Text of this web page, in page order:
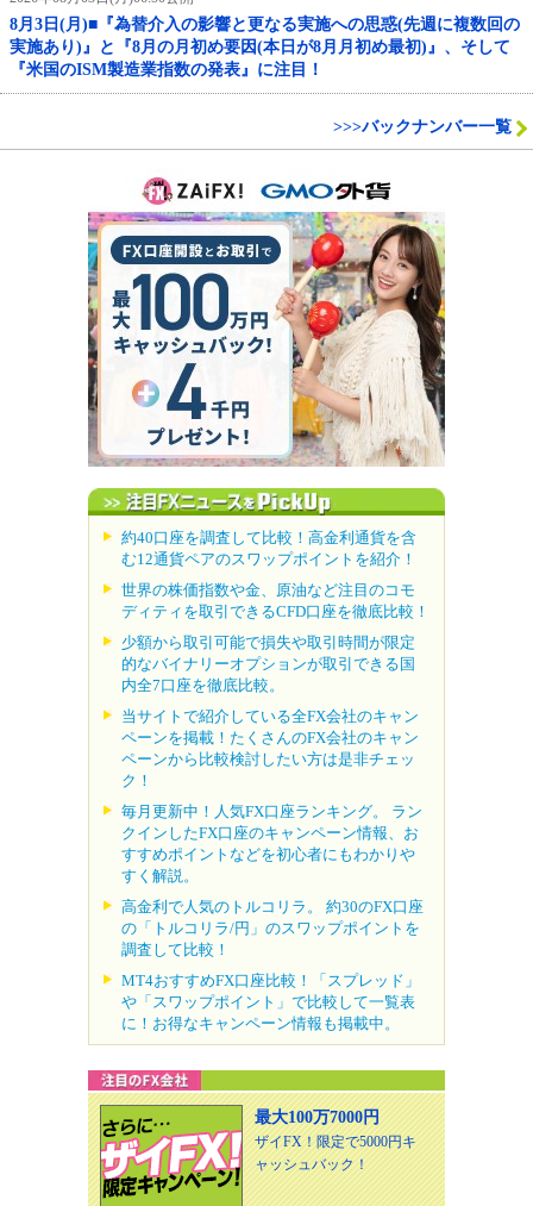
8月3日(月)■『為替介入の影響と更なる実施への思惑(先週に複数回の
実施あり)』と『8月の月初め要因(本日が8月月初め最初)』、そして
『米国のISM製造業指数の発表』に注目！
>>>バックナンバー一覧
約40口座を調査して比較！高金利通貨を含
む12通貨ペアのスワップポイントを紹介！
世界の株価指数や金、原油など注目のコモ
ディティを取引できるCFD口座を徹底比較！
少額から取引可能で損失や取引時間が限定
的なバイナリーオプションが取引できる国
内全7口座を徹底比較。
当サイトで紹介している全FX会社のキャン
ペーンを掲載！たくさんのFX会社のキャン
ペーンから比較検討したい方は是非チェッ
ク！
毎月更新中！人気FX口座ランキング。 ラン
クインしたFX口座のキャンペーン情報、お
すすめポイントなどを初心者にもわかりや
すく解説。
高金利で人気のトルコリラ。 約30のFX口座
の「トルコリラ/円」のスワップポイントを
調査して比較！
MT4おすすめFX口座比較！「スプレッド」
や「スワップポイント」で比較して一覧表
に！お得なキャンペーン情報も掲載中。
最大100万7000円
ザイFX！限定で5000円キ
ャッシュバック！